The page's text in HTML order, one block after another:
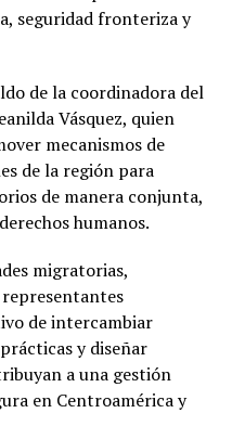
seguridad fronteriza y
de la coordinadora del
Vásquez, quien
mecanismos de
de la región para
de manera conjunta,
humanos.
migratorias,
de intercambiar
y diseñar
a una gestión
en Centroamérica y